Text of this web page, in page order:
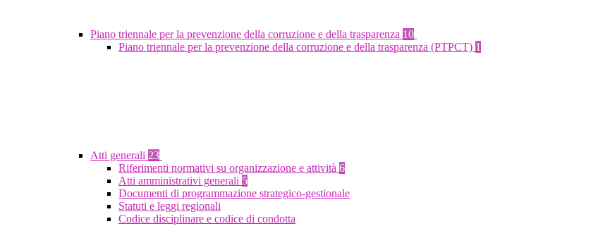
Piano triennale per la prevenzione della corruzione e della trasparenza 10
Piano triennale per la prevenzione della corruzione e della trasparenza (PTPCT) 1
Atti generali 23
Riferimenti normativi su organizzazione e attività 6
Atti amministrativi generali 5
Documenti di programmazione strategico-gestionale
Statuti e leggi regionali
Codice disciplinare e codice di condotta